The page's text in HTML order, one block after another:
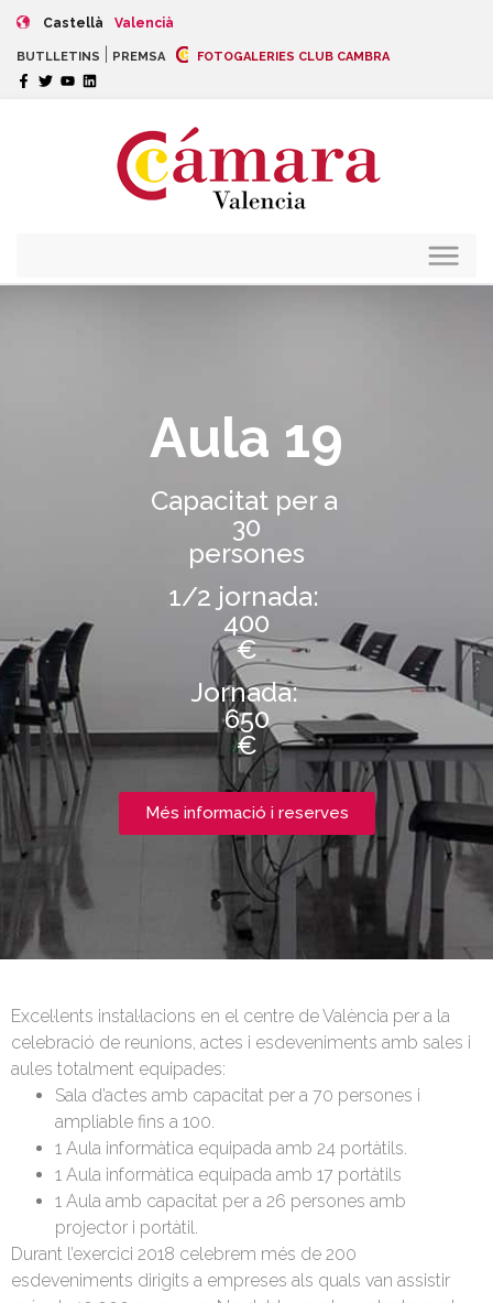
Castellà Valencià
BUTLLETINS PREMSA FOTOGALERIES CLUB CAMBRA
Aula 19
Capacitat per a
30
persones
1/2 jornada:
400
€
Jornada:
650
€
Més informació i reserves
Excel·lents instal·lacions en el centre de València per a la
celebració de reunions, actes i esdeveniments amb sales i
aules totalment equipades:
Sala d’actes amb capacitat per a 70 persones i
ampliable fins a 100.
1 Aula informàtica equipada amb 24 portàtils.
1 Aula informàtica equipada amb 17 portàtils
1 Aula amb capacitat per a 26 persones amb
projector i portàtil.
Durant l’exercici 2018 celebrem més de 200
esdeveniments dirigits a empreses als quals van assistir